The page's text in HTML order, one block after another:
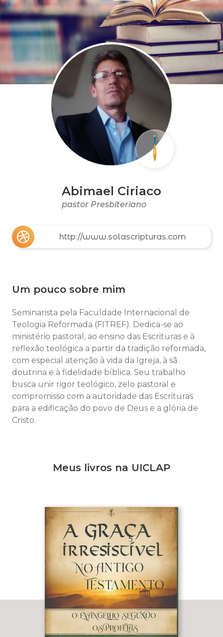
Abimael Ciriaco
pastor Presbiteriano
http://www.solascripturas.com
Um pouco sobre mim
Seminarista pela Faculdade Internacional de
Teologia Reformada (FITREF). Dedica-se ao
ministério pastoral, ao ensino das Escrituras e à
reflexão teológica a partir da tradição reformada,
com especial atenção à vida da Igreja, à sã
doutrina e à fidelidade bíblica. Seu trabalho
busca unir rigor teológico, zelo pastoral e
compromisso com a autoridade das Escrituras
para a edificação do povo de Deus e a glória de
Cristo.
Meus livros na UICLAP